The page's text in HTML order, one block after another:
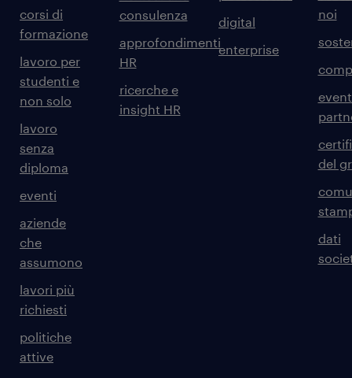
corsi di
formazione
lavoro per
studenti e
non solo
lavoro
senza
diploma
eventi
aziende
che
assumono
lavori più
richiesti
politiche
attive
consulenza
approfondimenti
HR
ricerche e
insight HR
digital
enterprise
noi
del
dati